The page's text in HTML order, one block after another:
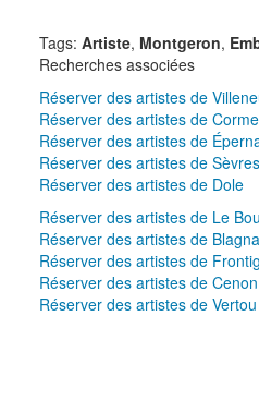
Tags: Artiste, Montgeron,
Recherches associées
Réserver des artistes de
Réserver des artistes de
Réserver des artistes de
Réserver des artistes de Sèvres
Réserver des artistes de Dole
Réserver des artistes de Le
Réserver des artistes de
Réserver des artistes de
Réserver des artistes de Cenon
Réserver des artistes de Vertou